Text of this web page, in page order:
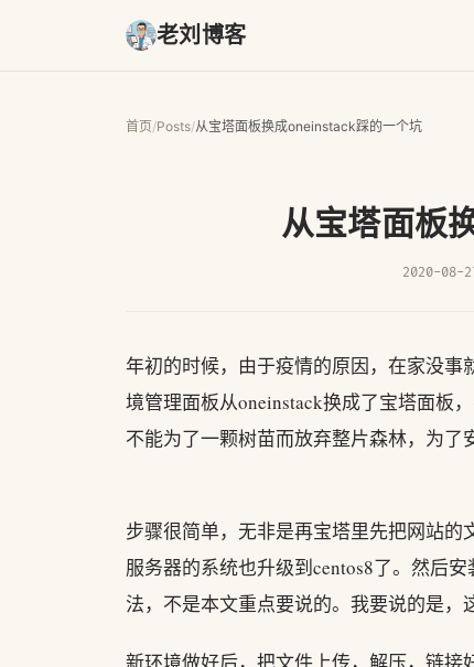
老刘博客
首页/Posts/从宝塔面板换成oneinstack踩的一个坑
从宝塔面板
2020-08-
年初的时候，由于疫情的原因，在家没事
境管理面板从oneinstack换成了宝塔面板
不能为了一颗树苗而放弃整片森林，为了
步骤很简单，无非是再宝塔里先把网站
服务器的系统也升级到centos8了。然后
法，不是本文重点要说的。我要说的是，